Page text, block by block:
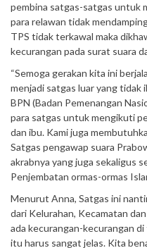
pembina satgas-satgas untuk
para relawan tidak
TPS tidak terkawal maka
kecurangan pada surat suara
“Semoga gerakan kita ini
menjadi satgas luar yang tidak
BPN (Badan Pemenangan
para satgas untuk mengikuti
dan ibu. Kami juga
Satgas pengawap suara
akrabnya yang juga sekaligus
Penjembatan ormas-ormas
Menurut Anna, Satgas ini
dari Kelurahan, Kecamatan
ada kecurangan-kecurangan
itu harus sangat jelas. Kita